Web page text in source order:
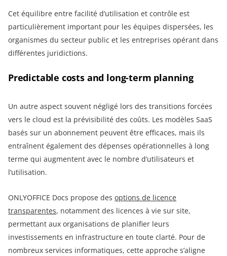
Cet équilibre entre facilité d’utilisation et contrôle est
particulièrement important pour les équipes dispersées, les
organismes du secteur public et les entreprises opérant dans
différentes juridictions.
Predictable costs and long-term planning
Un autre aspect souvent négligé lors des transitions forcées
vers le cloud est la prévisibilité des coûts. Les modèles SaaS
basés sur un abonnement peuvent être efficaces, mais ils
entraînent également des dépenses opérationnelles à long
terme qui augmentent avec le nombre d’utilisateurs et
l’utilisation.
ONLYOFFICE Docs propose des options de licence
transparentes, notamment des licences à vie sur site,
permettant aux organisations de planifier leurs
investissements en infrastructure en toute clarté. Pour de
nombreux services informatiques, cette approche s’aligne